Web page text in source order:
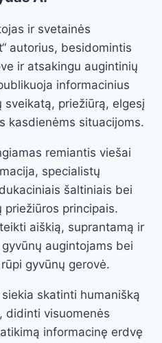
ir svetainės
autorius, besidomintis
ir atsakingu augintinių
informacinius
sveikatą, priežiūrą, elgesį
kasdienėms situacijoms.
remiantis viešai
specialistų
šaltiniais bei
priežiūros principais.
aiškią, suprantamą ir
augintojams bei
gyvūnų gerovė.
siekia skatinti humanišką
didinti visuomenės
informacinę erdvę